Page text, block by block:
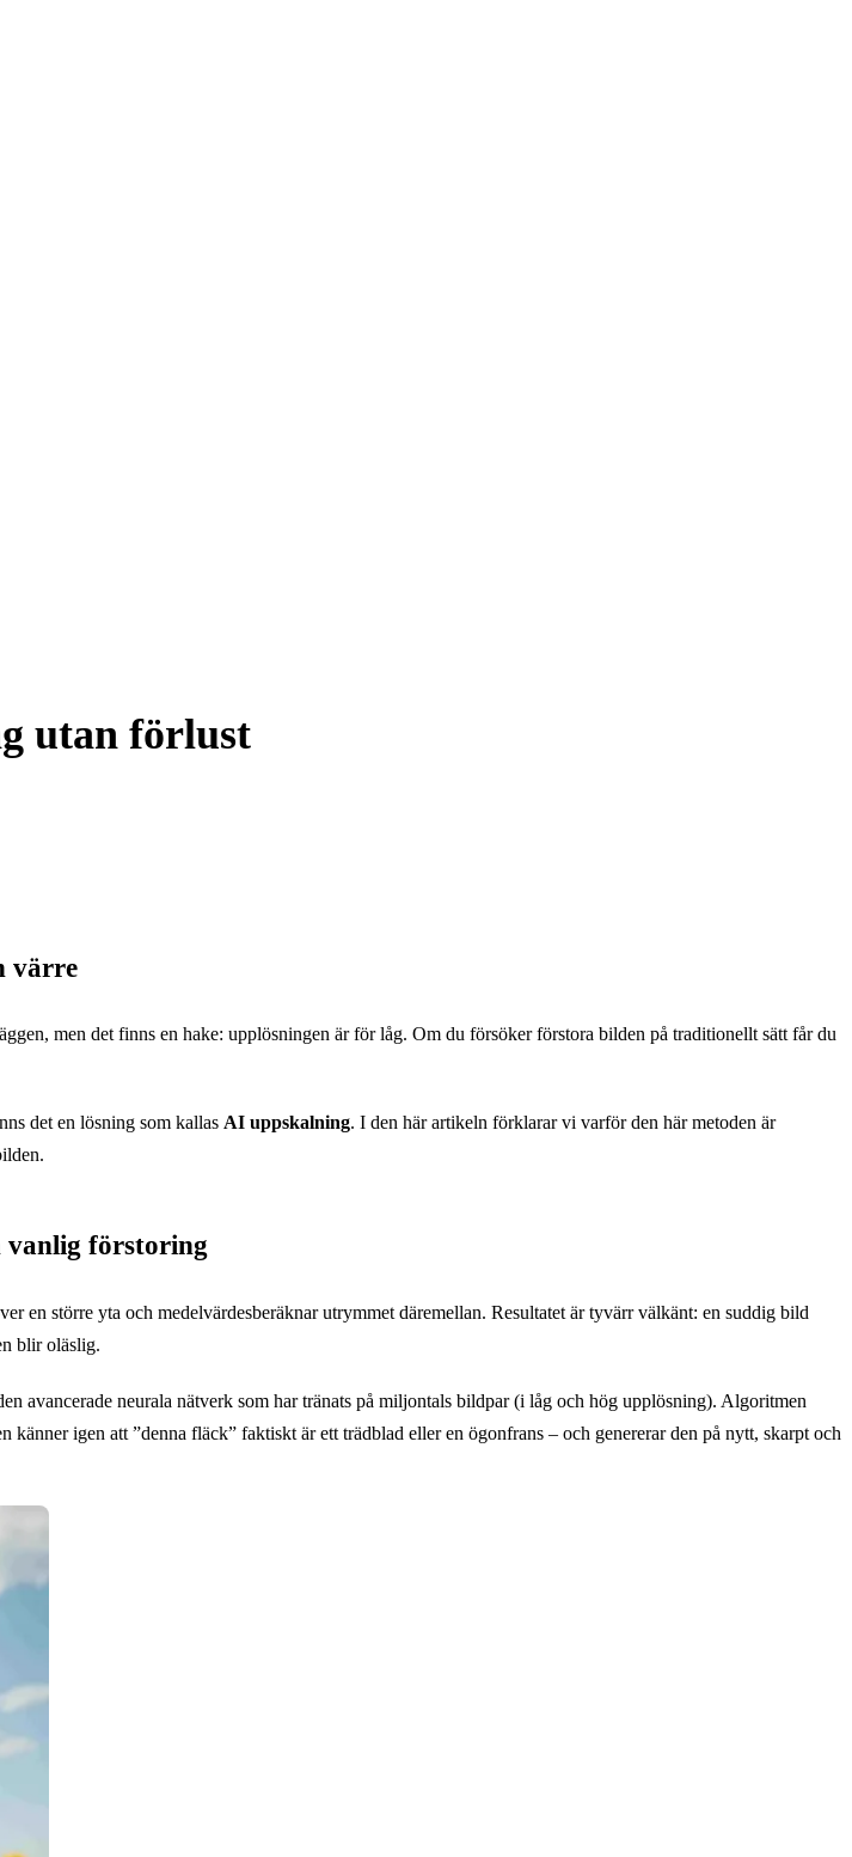
utan förlust
värre
men det finns en hake: upplösningen är för låg. Om du försöker förstora bilden på traditionellt sätt får du
det en lösning som kallas AI uppskalning. I den här artikeln förklarar vi varför den här metoden är
vanlig förstoring
större yta och medelvärdesberäknar utrymmet däremellan. Resultatet är tyvärr välkänt: en suddig bild
blir oläslig.
avancerade neurala nätverk som har tränats på miljontals bildpar (i låg och hög upplösning). Algoritmen
känner igen att ”denna fläck” faktiskt är ett trädblad eller en ögonfrans – och genererar den på nytt, skarpt och